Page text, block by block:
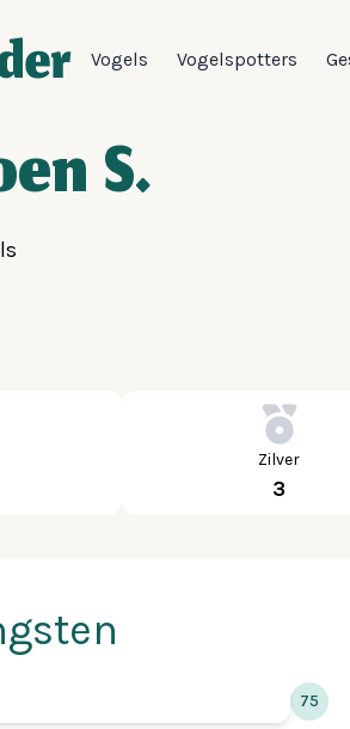
Vogels Vogelspotters
S.
Zilver
3
75